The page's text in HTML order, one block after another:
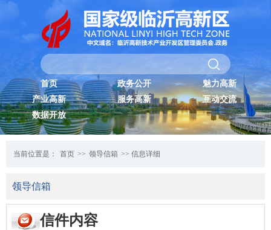
首页 政务公开
魅力高新
产业高新
服务高新
互动交流
数据开放
当前位置是： 首页 >> 领导信箱 >> 信息详细
领导信箱
信件内容